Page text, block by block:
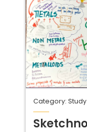
Category: Study